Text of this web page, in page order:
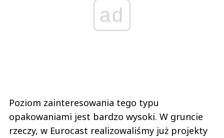
ad
Poziom zainteresowania tego typu
opakowaniami jest bardzo wysoki. W gruncie
rzeczy, w Eurocast realizowaliśmy już projekty